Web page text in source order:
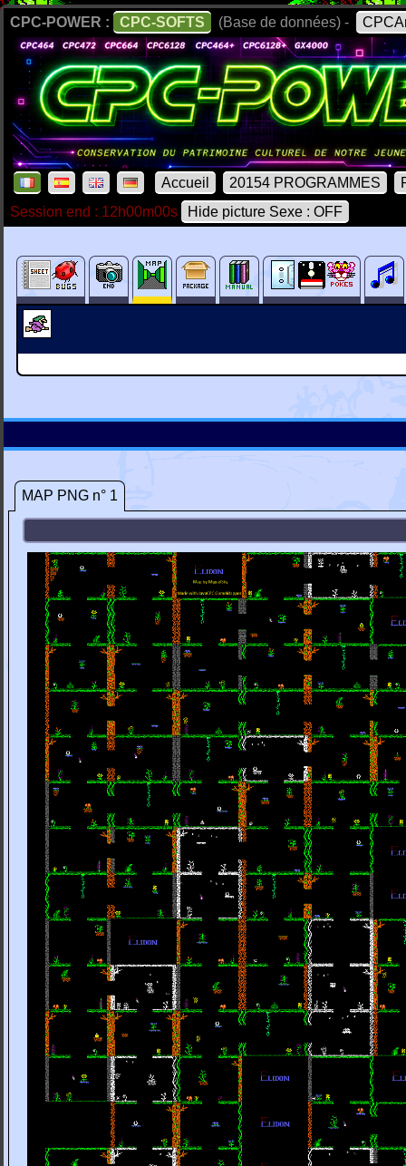
CPC-POWER : CPC-SOFTS (Base de données) -
Accueil 20154 PROGRAMMES
Session end : 12h00m00s
Hide picture Sexe : OFF
MAP PNG n° 1